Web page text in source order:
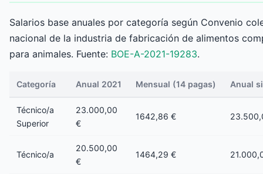
Salarios base anuales por categoría según Convenio
nacional de la industria de fabricación de alimentos
para animales. Fuente: BOE-A-2021-19283.
Categoría Anual 2021 Mensual (14 pagas) Anual
Técnico/a
Superior
23.000,00
€
1642,86 €
Técnico/a
20.500,00
€
1464,29 €